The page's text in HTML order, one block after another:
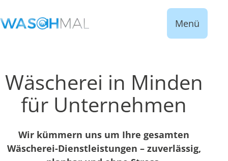
Menü
Wäscherei in Minden
für Unternehmen
Wir kümmern uns um Ihre gesamten
Wäscherei-Dienstleistungen – zuverlässig,